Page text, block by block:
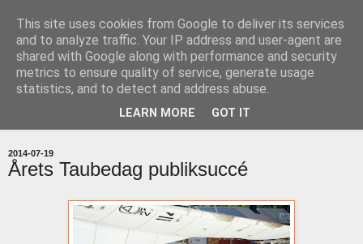
uddevallabloggen.se
med stort och smått från Uddevallas horisont
2014-07-19
Årets Taubedag publiksuccé
This site uses cookies from Google to deliver its services
and to analyze traffic. Your IP address and user-agent are
shared with Google along with performance and security
metrics to ensure quality of service, generate usage
statistics, and to detect and address abuse.
LEARN MORE GOT IT